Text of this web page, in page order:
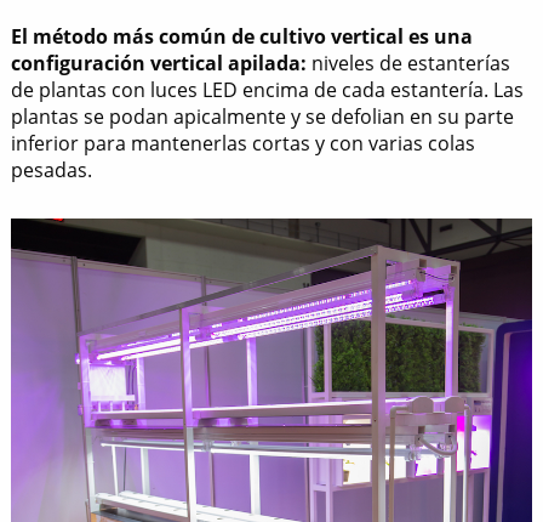
El método más común de cultivo vertical es una
configuración vertical apilada: niveles de estanterías
de plantas con luces LED encima de cada estantería. Las
plantas se podan apicalmente y se defolian en su parte
inferior para mantenerlas cortas y con varias colas
pesadas.